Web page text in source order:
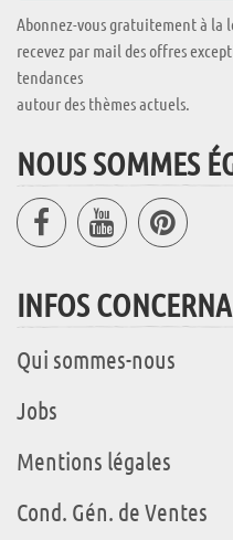
Abonnez-vous gratuitement à la
recevez par mail des offres
tendances
autour des thèmes actuels.
NOUS SOMMES
INFOS
Qui sommes-nous
Jobs
Mentions légales
Cond. Gén. de Ventes